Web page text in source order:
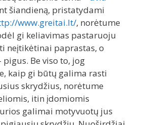
šiandieną, pristatydami
www.greitai.lt/, norėtume
gi keliavimas pastaruoju
neįtikėtinai paprastas, o
Be viso to, jog
kaip gi būtų galima rasti
skrydžius, norėtume
itin įdomiomis
galimai motyvuotų jus